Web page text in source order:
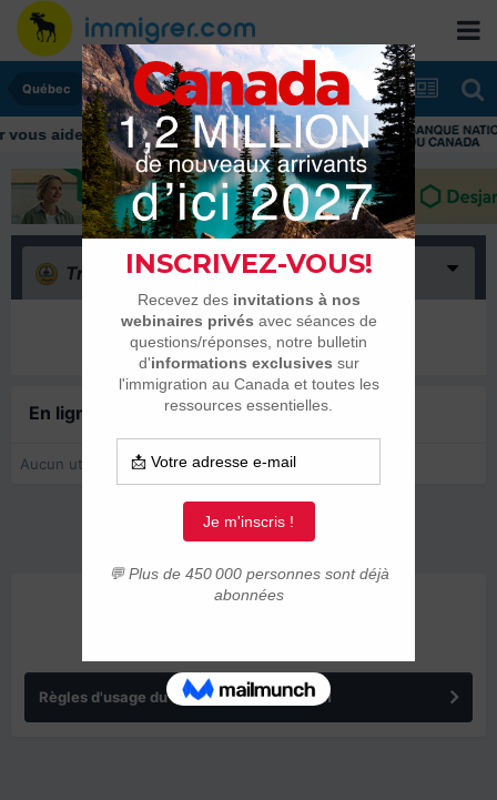
Québec
aider tout au long de votre transition
Triste (0)
Il n’y a encore rien ici
En ligne récemment0 membre est en ligne
Aucun utilisateur enregistré regarde cette page.
Règles d'usage du forum IMMIGRER.COM